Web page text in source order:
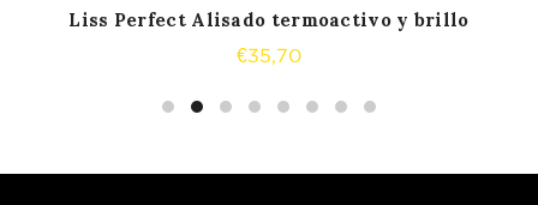
Liss Perfect Alisado termoactivo y brillo
€35,70